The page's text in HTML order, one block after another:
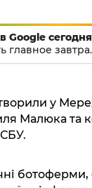
Google
главное завтра.
у
Малюка та
ботоферми,